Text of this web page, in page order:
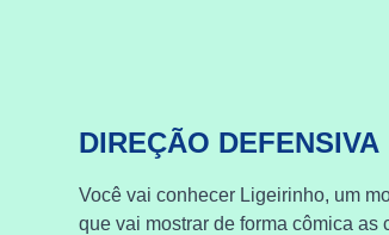
DIREÇÃO DEFENSIVA
Você vai conhecer Ligeirinho, um
que vai mostrar de forma cômica as